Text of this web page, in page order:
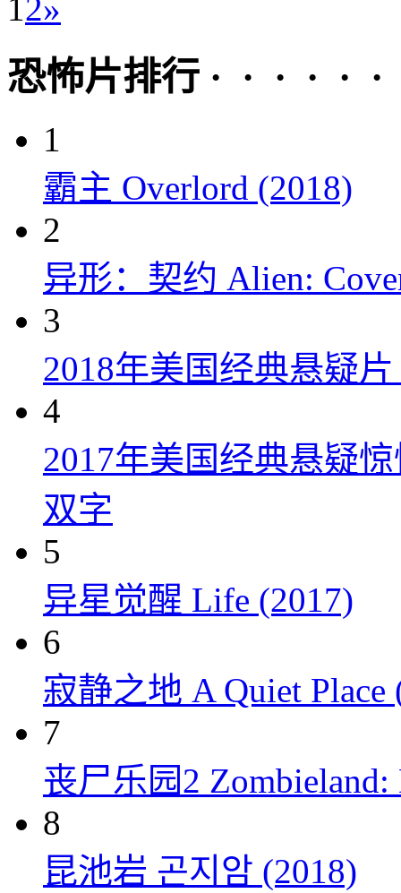
1 2»
恐怖片排行 · · · · · ·
1
霸主 Overlord (2018)
2
异形：契约 Alien:
3
2018年美国经典悬疑
4
2017年美国经典悬疑
双字
5
异星觉醒 Life (2017)
6
寂静之地 A Quiet Place
7
丧尸乐园2 Zombieland:
8
昆池岩 곤지암 (2018)